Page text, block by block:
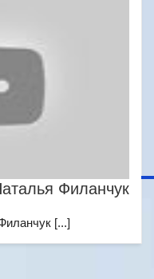
Филанчук
[...]